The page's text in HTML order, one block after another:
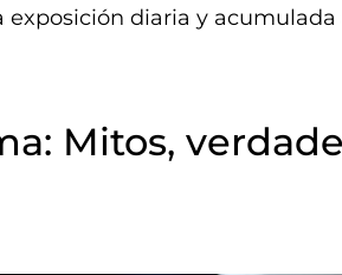
exposición diaria y
Mitos,